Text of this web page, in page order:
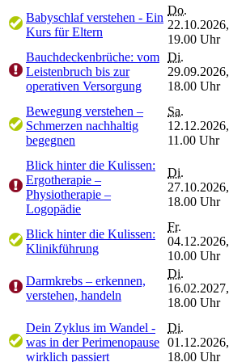
Babyschlaf verstehen - Ein
Kurs für Eltern
Do.
22.10.2026,
19.00 Uhr
Bauchdeckenbrüche: vom
Leistenbruch bis zur
operativen Versorgung
Di.
29.09.2026,
18.00 Uhr
Bewegung verstehen –
Schmerzen nachhaltig
begegnen
Sa.
12.12.2026,
11.00 Uhr
Blick hinter die Kulissen:
Ergotherapie –
Physiotherapie –
Logopädie
Di.
27.10.2026,
18.00 Uhr
Blick hinter die Kulissen:
Klinikführung
Fr.
04.12.2026,
10.00 Uhr
Darmkrebs – erkennen,
verstehen, handeln
Di.
16.02.2027,
18.00 Uhr
Dein Zyklus im Wandel -
was in der Perimenopause
wirklich passiert
Di.
01.12.2026,
18.00 Uhr